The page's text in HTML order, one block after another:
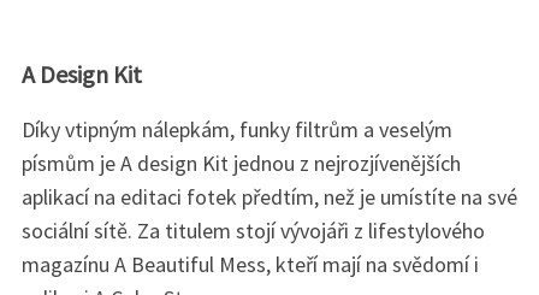
A Design Kit
Díky vtipným nálepkám, funky filtrům a veselým
písmům je A design Kit jednou z nejrozjívenějších
aplikací na editaci fotek předtím, než je umístíte na své
sociální sítě. Za titulem stojí vývojáři z lifestylového
magazínu A Beautiful Mess, kteří mají na svědomí i